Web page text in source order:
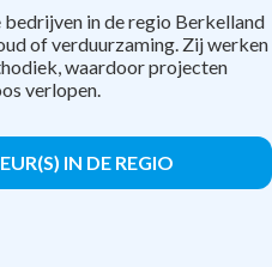
in de regio Berkelland
of verduurzaming. Zij werken
waardoor projecten
verlopen.
IN DE REGIO